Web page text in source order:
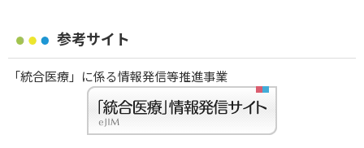
参考サイト
「統合医療」に係る情報発信等推進事業